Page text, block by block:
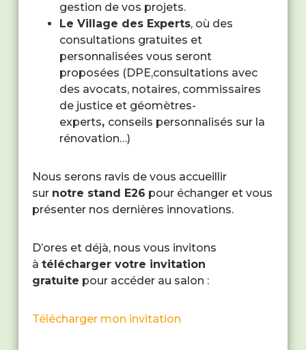
gestion de vos projets.
Le Village des Experts, où des
consultations gratuites et
personnalisées vous seront
proposées (DPE,consultations avec
des avocats, notaires, commissaires
de justice et géomètres-
experts, conseils personnalisés sur la
rénovation…)
Nous serons ravis de vous accueillir
sur notre stand E26 pour échanger et vous
présenter nos dernières innovations.
D’ores et déjà, nous vous invitons
à télécharger votre invitation
gratuite pour accéder au salon :
Télécharger mon invitation